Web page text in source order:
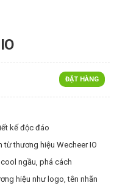
ĐẶT HÀNG
kế độc đáo
từ thương hiệu Wecheer IO
ngầu, phá cách
hiệu như logo, tên nhãn